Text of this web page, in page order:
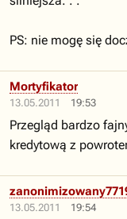
PS: nie mogę się
13.05.2011 19:53
Mortyfikator
Przegląd bardzo
kredytową z
13.05.2011 19:54